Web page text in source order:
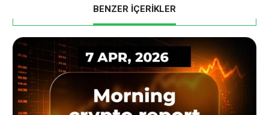
BENZER İÇERİKLER